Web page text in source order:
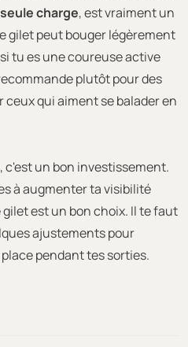
charge, est vraiment un
gilet peut bouger légèrement
tu es une coureuse active
plutôt pour des
qui aiment se balader en
c'est un bon investissement.
à augmenter ta visibilité
est un bon choix. Il te faut
ajustements pour
pendant tes sorties.